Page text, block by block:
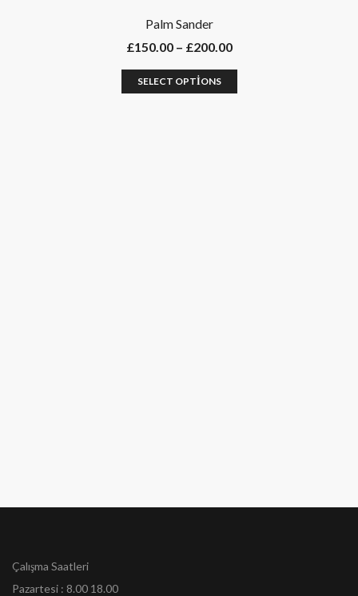
Palm Sander
£150.00– £200.00
SELECT OPTIONS
Çalışma Saatleri
Pazartesi : 8.00 18.00